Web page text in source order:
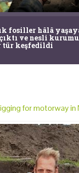
fosiller hâlâ
ve nesli
tür keşfedildi
for motorway in